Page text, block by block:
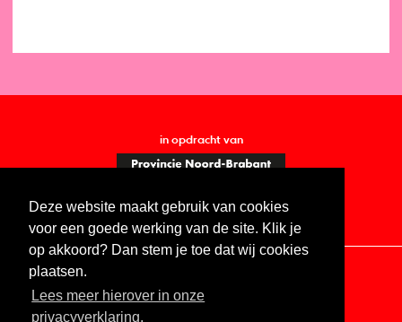
Deze website maakt gebruik van cookies
voor een goede werking van de site. Klik je
op akkoord? Dan stem je toe dat wij cookies
plaatsen.
Lees meer hierover in onze
privacyverklaring.
in opdracht van
Contact Vacatures ANBI